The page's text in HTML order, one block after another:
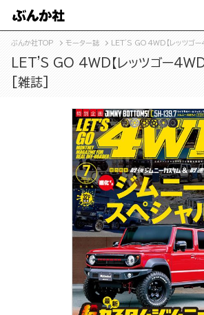
ぶんか社TOP モーター誌 LET'S GO 4WD【レッツゴ
LET'S GO 4WD【レッツゴー
[雑誌]